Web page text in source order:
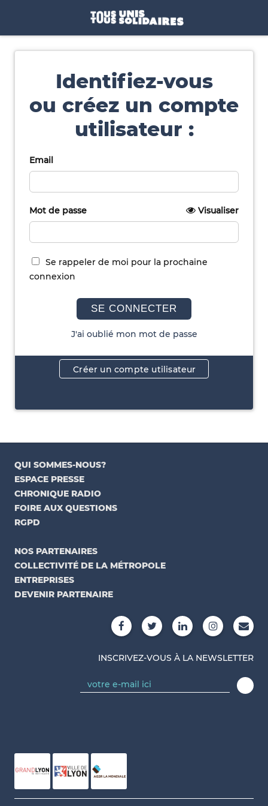
Identifiez-vous
ou créez un compte
utilisateur :
Email
Mot de passe Visualiser
Se rappeler de moi pour la prochaine
connexion
SE CONNECTER
J'ai oublié mon mot de passe
Créer un compte utilisateur
QUI SOMMES-NOUS?
ESPACE PRESSE
CHRONIQUE RADIO
FOIRE AUX QUESTIONS
RGPD
NOS PARTENAIRES
COLLECTIVITÉ DE LA MÉTROPOLE
ENTREPRISES
DEVENIR PARTENAIRE
INSCRIVEZ-VOUS À LA NEWSLETTER